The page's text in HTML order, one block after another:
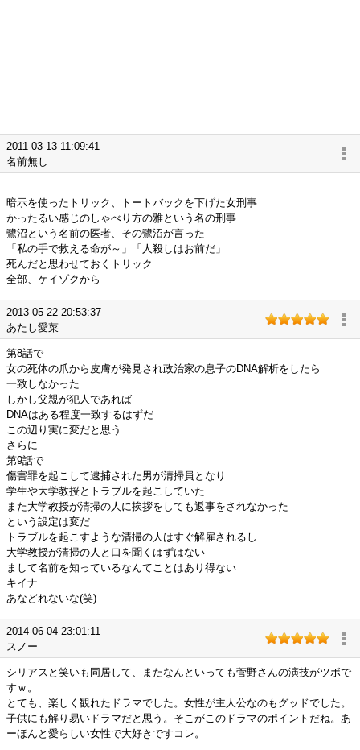
2011-03-13 11:09:41
名前無し
暗示を使ったトリック、トートバックを下げた女刑事
かったるい感じのしゃべり方の雅という名の刑事
鷺沼という名前の医者、その鷺沼が言った
「私の手で救える命が～」「人殺しはお前だ」
死んだと思わせておくトリック
全部、ケイゾクから
2013-05-22 20:53:37
あたし愛菜
第8話で
女の死体の爪から皮膚が発見され政治家の息子のDNA解析をしたら
一致しなかった
しかし父親が犯人であれば
DNAはある程度一致するはずだ
この辺り実に変だと思う
さらに
第9話で
傷害罪を起こして逮捕された男が清掃員となり
学生や大学教授とトラブルを起こしていた
また大学教授が清掃の人に挨拶をしても返事をされなかった
という設定は変だ
トラブルを起こすような清掃の人はすぐ解雇されるし
大学教授が清掃の人と口を聞くはずはない
まして名前を知っているなんてことはあり得ない
キイナ
あなどれないな(笑)
2014-06-04 23:01:11
スノー
シリアスと笑いも同居して、またなんといっても菅野さんの演技がツボで
すｗ。
とても、楽しく観れたドラマでした。女性が主人公なのもグッドでした。
子供にも解り易いドラマだと思う。そこがこのドラマのポイントだね。あ
ーほんと愛らしい女性で大好きですコレ。